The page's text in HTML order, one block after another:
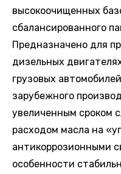
высокоочищенных
сбалансированного
Предназначено для
дизельных
грузовых
зарубежного
увеличенным сроком
расходом масла на
антикоррозионными
особенности